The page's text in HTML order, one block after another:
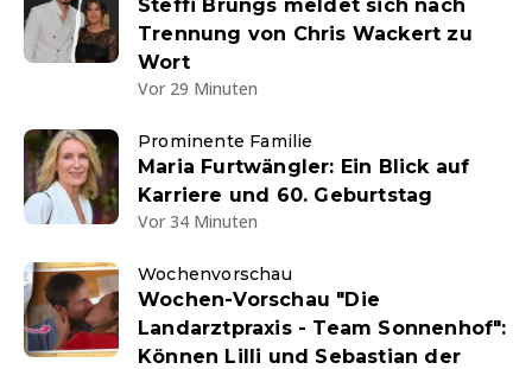
Steffi Brungs meldet sich nach
Trennung von Chris Wackert zu
Wort
Vor 29 Minuten
Prominente Familie
Maria Furtwängler: Ein Blick auf
Karriere und 60. Geburtstag
Vor 34 Minuten
Wochenvorschau
Wochen-Vorschau "Die
Landarztpraxis - Team Sonnenhof":
Können Lilli und Sebastian der